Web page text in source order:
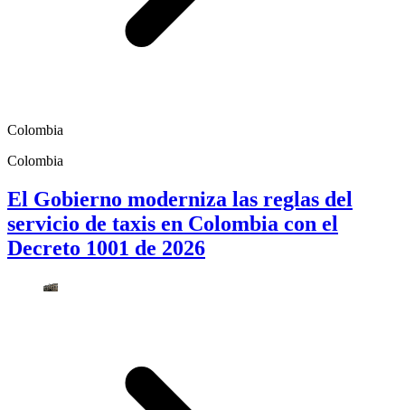
Colombia
Colombia
El Gobierno moderniza las reglas del
servicio de taxis en Colombia con el
Decreto 1001 de 2026